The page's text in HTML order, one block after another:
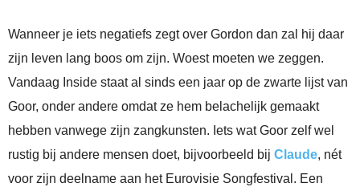
Wanneer je iets negatiefs zegt over Gordon dan zal hij daar
zijn leven lang boos om zijn. Woest moeten we zeggen.
Vandaag Inside staat al sinds een jaar op de zwarte lijst van
Goor, onder andere omdat ze hem belachelijk gemaakt
hebben vanwege zijn zangkunsten. Iets wat Goor zelf wel
rustig bij andere mensen doet, bijvoorbeeld bij Claude, nét
voor zijn deelname aan het Eurovisie Songfestival. Een